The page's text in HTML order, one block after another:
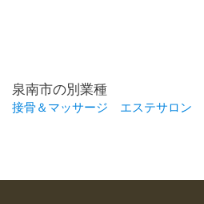
泉南市の別業種
接骨＆マッサージ エステサロン